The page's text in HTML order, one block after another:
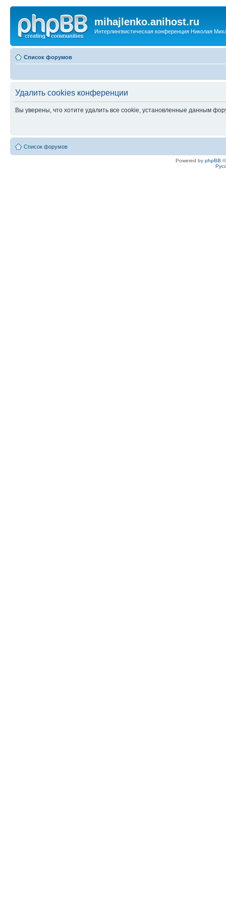
mihajlenko.anihost.ru
Интерлингвистическая конференция Николая
Список форумов
Удалить cookies конференции
Вы уверены, что хотите удалить все cookie, установленные данным
Список форумов
Powered by phpBB